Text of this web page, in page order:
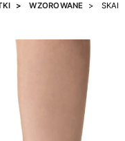
WZOROWANE